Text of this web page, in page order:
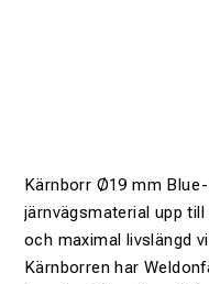
Kärnborr Ø19 mm
järnvägsmaterial upp
och maximal livslängd
Kärnborren har